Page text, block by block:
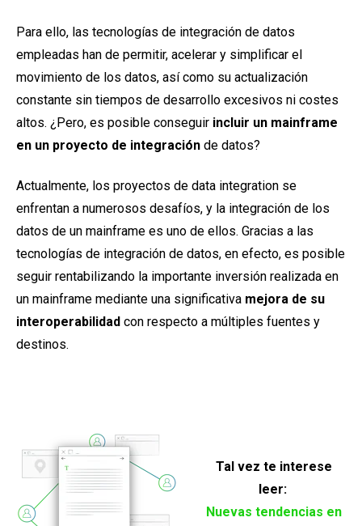
Para ello, las tecnologías de integración de datos
empleadas han de permitir, acelerar y simplificar el
movimiento de los datos, así como su actualización
constante sin tiempos de desarrollo excesivos ni costes
altos. ¿Pero, es posible conseguir incluir un mainframe
en un proyecto de integración de datos?
Actualmente, los proyectos de data integration se
enfrentan a numerosos desafíos, y la integración de los
datos de un mainframe es uno de ellos. Gracias a las
tecnologías de integración de datos, en efecto, es posible
seguir rentabilizando la importante inversión realizada en
un mainframe mediante una significativa mejora de su
interoperabilidad con respecto a múltiples fuentes y
destinos.
Tal vez te interese
leer:
Nuevas tendencias en